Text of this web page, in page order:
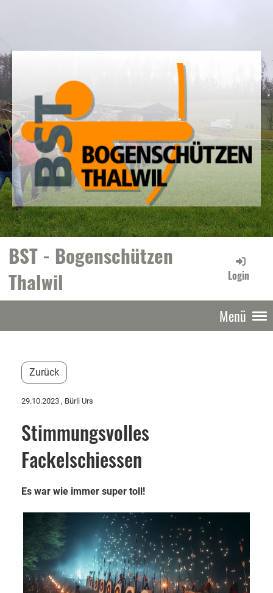
BST - Bogenschützen
Thalwil
Login
Menü
Zurück
29.10.2023 , Bürli Urs
Stimmungsvolles
Fackelschiessen
Es war wie immer super toll!